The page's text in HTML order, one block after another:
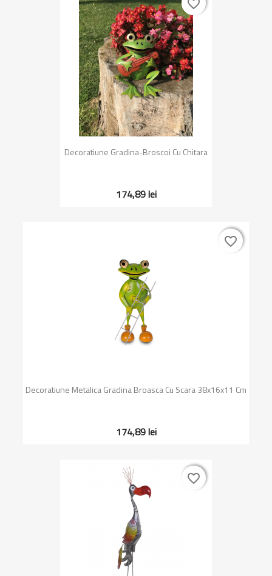
Decoratiune Gradina-Broscoi Cu Chitara
174,89 lei
favorite_border
favorite_border
Decoratiune Metalica Gradina Broasca Cu Scara 38x16x11 Cm
174,89 lei
favorite_border
favorite_border
favorite_border
favorite_border